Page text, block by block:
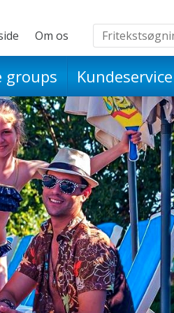
Om os
groups